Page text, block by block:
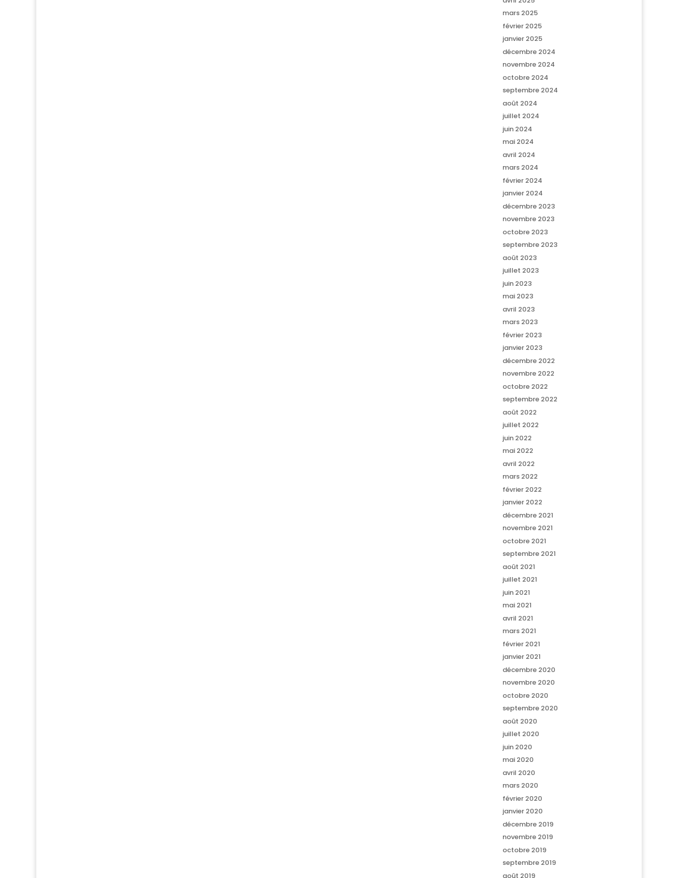
mars 2025
février 2025
janvier 2025
décembre 2024
novembre 2024
octobre 2024
septembre 2024
août 2024
juillet 2024
juin 2024
mai 2024
avril 2024
mars 2024
février 2024
janvier 2024
décembre 2023
novembre 2023
octobre 2023
septembre 2023
août 2023
juillet 2023
juin 2023
mai 2023
avril 2023
mars 2023
février 2023
janvier 2023
décembre 2022
novembre 2022
octobre 2022
septembre 2022
août 2022
juillet 2022
juin 2022
mai 2022
avril 2022
mars 2022
février 2022
janvier 2022
décembre 2021
novembre 2021
octobre 2021
septembre 2021
août 2021
juillet 2021
juin 2021
mai 2021
avril 2021
mars 2021
février 2021
janvier 2021
décembre 2020
novembre 2020
octobre 2020
septembre 2020
août 2020
juillet 2020
juin 2020
mai 2020
avril 2020
mars 2020
février 2020
janvier 2020
décembre 2019
novembre 2019
octobre 2019
septembre 2019
août 2019